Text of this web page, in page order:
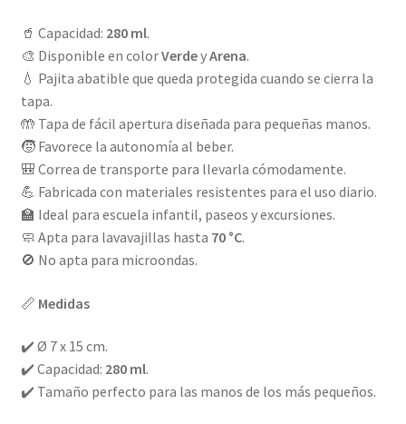
🥤 Capacidad: 280 ml.
🎨 Disponible en colorVerdeyArena.
💧 Pajita abatible que queda protegida cuando se cierra la
tapa.
🤲 Tapa de fácil apertura diseñada para pequeñas manos.
🧒 Favorece la autonomía al beber.
🎒 Correa de transporte para llevarla cómodamente.
💪 Fabricada con materiales resistentes para el uso diario.
🏫 Ideal para escuela infantil, paseos y excursiones.
🧼 Apta para lavavajillas hasta 70 °C.
🚫 No apta para microondas.
📏 Medidas
✔️ Ø 7 x 15 cm.
✔️ Capacidad: 280 ml.
✔️ Tamaño perfecto para las manos de los más pequeños.